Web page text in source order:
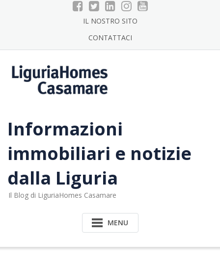
IL NOSTRO SITO
CONTATTACI
Informazioni
immobiliari e notizie
dalla Liguria
Il Blog di LiguriaHomes Casamare
MENU